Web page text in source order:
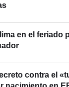
en el feriado
contra el